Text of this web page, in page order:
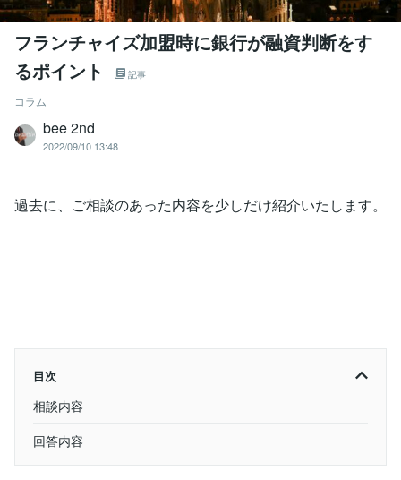
フランチャイズ加盟時に銀行が融資判断をす
るポイント
記事
コラム
bee 2nd
2022/09/10 13:48
過去に、ご相談のあった内容を少しだけ紹介いたします。
目次
相談内容
回答内容